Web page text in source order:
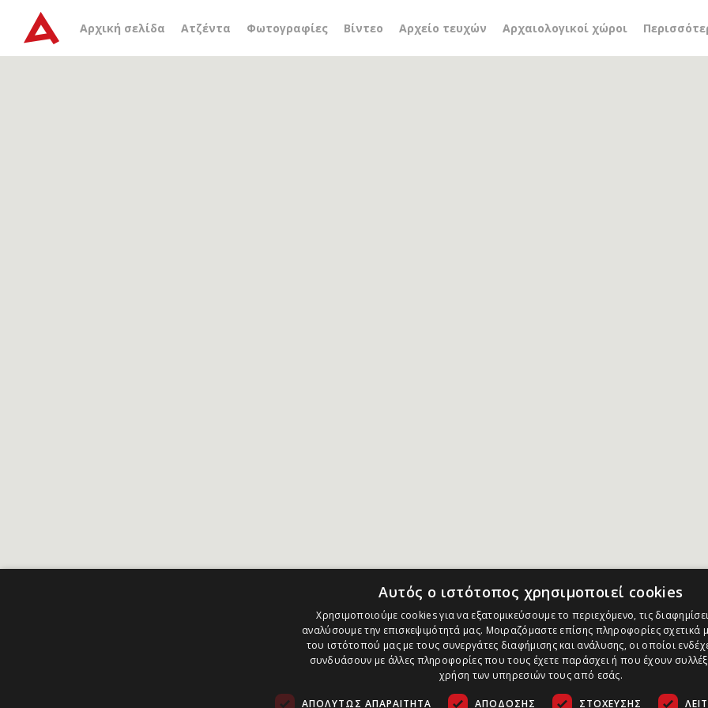
Αρχική σελίδα Ατζέντα Φωτογραφίες Βίντεο Αρχείο τευχών Αρχαιολογικοί χώροι
Αρχείο ετικέτας προσκυνητάρι
Αυτός ο ιστότοπος χρησιμοποιεί cookies
Χρησιμοποιούμε cookies για να εξατομικεύσουμε το περιεχόμενο, τις
αναλύσουμε την επισκεψιμότητά μας. Μοιραζόμαστε επίσης πληροφορίες σχετικά
του ιστότοπού μας με τους συνεργάτες διαφήμισης και ανάλυσης, οι οποίοι
συνδυάσουν με άλλες πληροφορίες που τους έχετε παράσχει ή που έχουν
χρήση των υπηρεσιών τους από εσάς.
ΑΠΟΛΎΤΩΣ ΑΠΑΡΑΊΤΗΤΑ ΑΠΌΔΟΣΗΣ ΣΤΌΧΕΥΣΗΣ